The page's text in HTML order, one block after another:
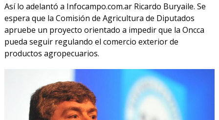
Así lo adelantó a Infocampo.com.ar Ricardo Buryaile. Se
espera que la Comisión de Agricultura de Diputados
apruebe un proyecto orientado a impedir que la Oncca
pueda seguir regulando el comercio exterior de
productos agropecuarios.